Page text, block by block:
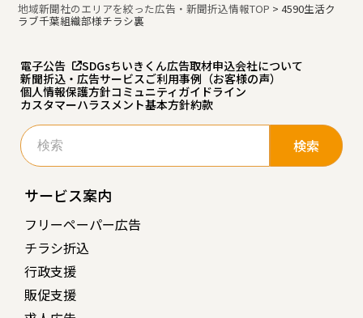
地域新聞社のエリアを絞った広告・新聞折込情報TOP >4590生活ク
ラブ千葉組織部様チラシ裏
電子公告 SDGsちいきくん広告取材申込会社について
新聞折込・広告サービスご利用事例（お客様の声）
個人情報保護方針コミュニティガイドライン
カスタマーハラスメント基本方針約款
検
索:
サービス案内
フリーペーパー広告
チラシ折込
行政支援
販促支援